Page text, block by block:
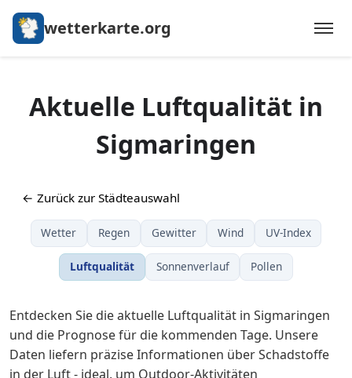
wetterkarte.org
Aktuelle Luftqualität in
Sigmaringen
← Zurück zur Städteauswahl
Wetter Regen Gewitter Wind UV-Index
Luftqualität Sonnenverlauf Pollen
Entdecken Sie die aktuelle Luftqualität in Sigmaringen
und die Prognose für die kommenden Tage. Unsere
Daten liefern präzise Informationen über Schadstoffe
in der Luft - ideal, um Outdoor-Aktivitäten